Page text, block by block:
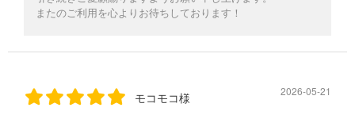
またのご利用を心よりお待ちしております！
モコモコ様 2026-05-21